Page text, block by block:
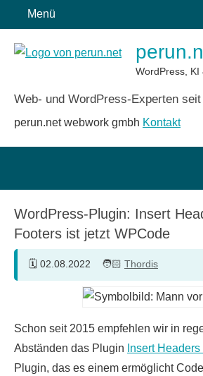
Inhalt
springen
Menü
WordPress, KI
Web- und WordPress-Experten seit
perun.net webwork gmbh Kontakt
WordPress-Plugin: Insert
Footers ist jetzt WPCode
02.08.2022 Thordis
Schon seit 2015 empfehlen wir in
Abständen das Plugin Insert
Plugin, das es einem ermöglicht